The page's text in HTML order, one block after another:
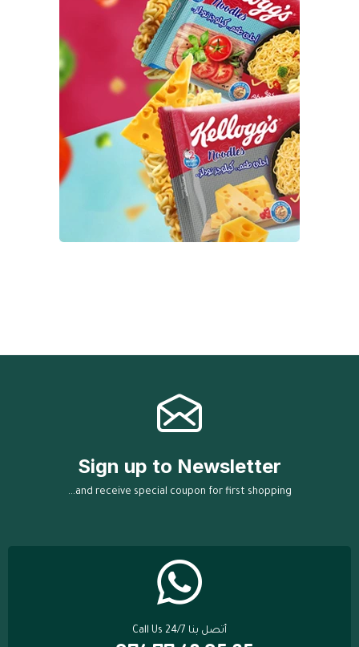
Sign up to Newsletter
...and receive special coupon for first shopping
Call Us 24/7 أتصل بنا